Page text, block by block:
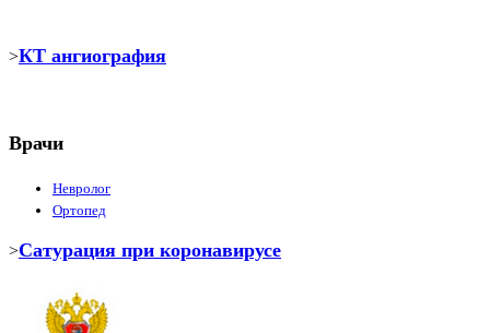
>КТ ангиография
Врачи
Невролог
Ортопед
>Сатурация при коронавирусе